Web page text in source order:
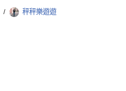
秤秤樂遊遊